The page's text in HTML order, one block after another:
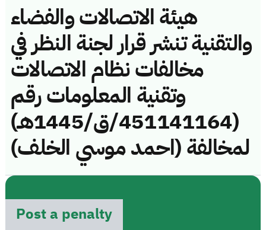
هيئة الاتصالات والفضاء
والتقنية تنشر قرار لجنة النظر في
مخالفات نظام الاتصالات
وتقنية المعلومات رقم
(451141164/ق/1445هـ)
لمخالفة (احمد موسي الخلف)
Post a penalty